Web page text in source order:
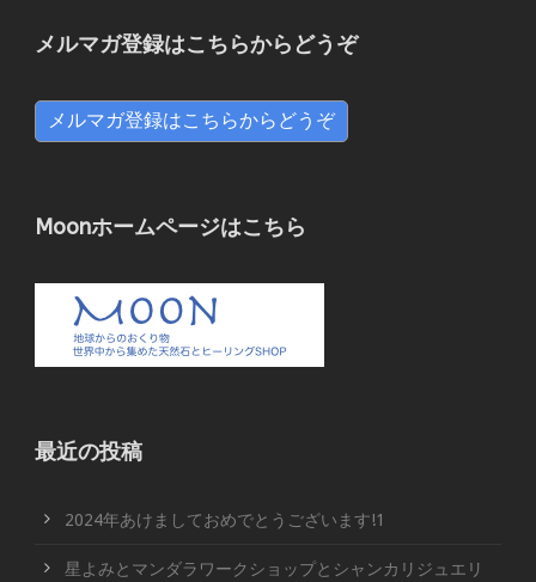
メルマガ登録はこちらからどうぞ
メルマガ登録はこちらからどうぞ
Moonホームページはこちら
最近の投稿
2024年あけましておめでとうございます!1
星よみとマンダラワークショップとシャンカリジュエリ